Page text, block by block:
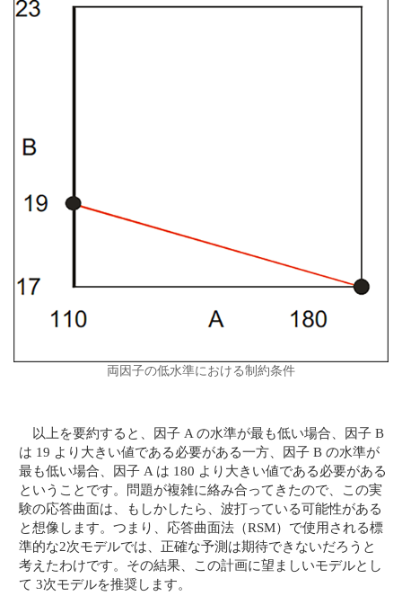
両因子の低水準における制約条件
以上を要約すると、因子 A の水準が最も低い場合、因子 B
は 19 より大きい値である必要がある一方、因子 B の水準が
最も低い場合、因子 A は 180 より大きい値である必要がある
ということです。問題が複雑に絡み合ってきたので、この実
験の応答曲面は、もしかしたら、波打っている可能性がある
と想像します。つまり、応答曲面法（RSM）で使用される標
準的な2次モデルでは、正確な予測は期待できないだろうと
考えたわけです。その結果、この計画に望ましいモデルとし
て 3次モデルを推奨します。